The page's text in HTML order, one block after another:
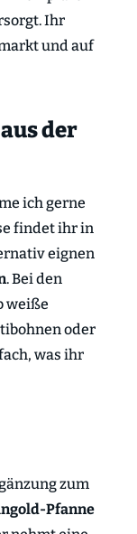
Ihr
und auf
der
ich gerne
findet ihr in
eignen
. Bei den
weiße
oder
was ihr
zum
Pfanne